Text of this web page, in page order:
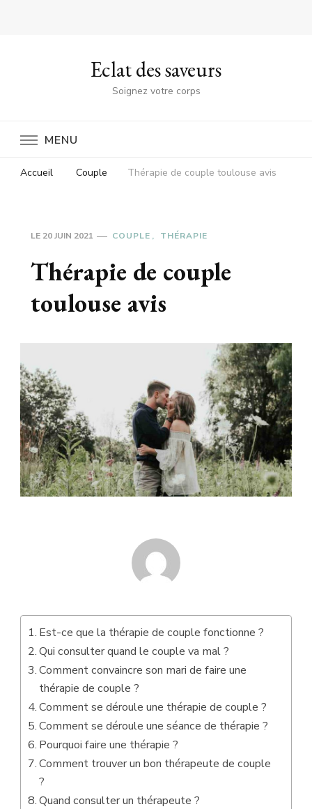
Eclat des saveurs
Soignez votre corps
MENU
Accueil Couple Thérapie de couple toulouse avis
LE 20 JUIN 2021 COUPLE THÉRAPIE
Thérapie de couple
toulouse avis
Est-ce que la thérapie de couple fonctionne ?
Qui consulter quand le couple va mal ?
Comment convaincre son mari de faire une
thérapie de couple ?
Comment se déroule une thérapie de couple ?
Comment se déroule une séance de thérapie ?
Pourquoi faire une thérapie ?
Comment trouver un bon thérapeute de couple
?
Quand consulter un thérapeute ?